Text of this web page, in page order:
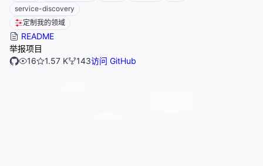
service-discovery
定制我的领域
README
举报项目
16
1.57 K 143访问 GitHub